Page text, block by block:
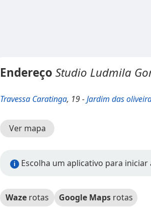
Endereço Studio Ludmila
Travessa Caratinga, 19 -Jardim das
Ver mapa
i Escolha um aplicativo para
Waze rotas Google Maps rotas